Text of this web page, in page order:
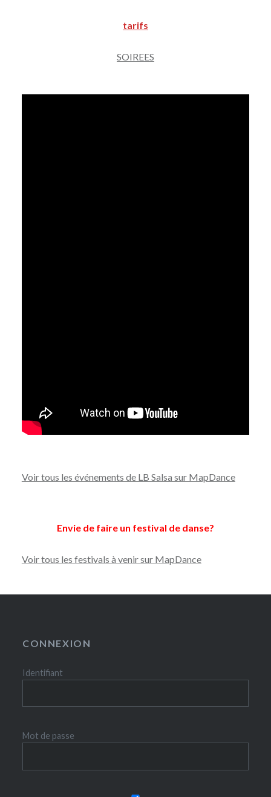
tarifs
SOIREES
Voir tous les événements de LB Salsa sur MapDance
Envie de faire un festival de danse?
Voir tous les festivals à venir sur MapDance
CONNEXION
Identifiant
Mot de passe